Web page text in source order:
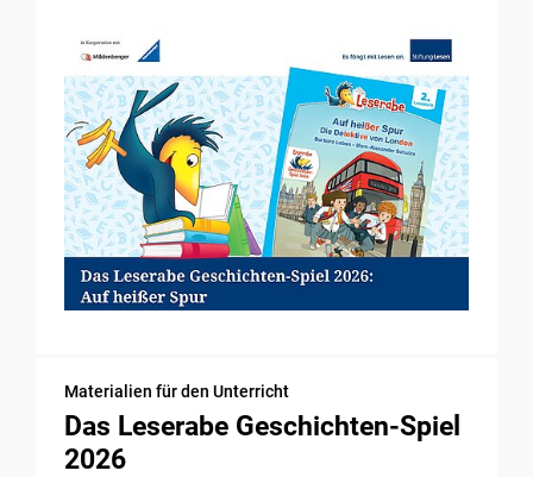
Materialien für den Unterricht
Das Leserabe Geschichten-Spiel
2026